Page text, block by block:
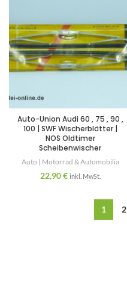
Auto-Union Audi 60 , 75 , 90 ,
100 | SWF Wischerblätter |
NOS Oldtimer
Scheibenwischer
Auto | Motorrad & Automobilia
22,90€ inkl. MwSt.
1 2